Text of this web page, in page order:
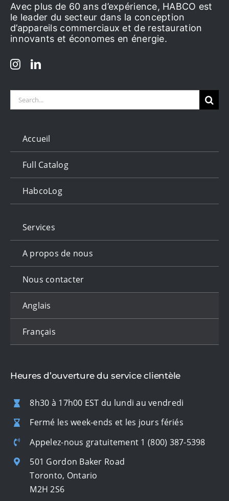
Avec plus de 60 ans d’expérience, HABCO est
le leader du secteur dans la conception
d’appareils commerciaux et de restauration
innovants et économes en énergie.
Search
Accueil
Full Catalog
HabcoLog
Services
A propos de nous
Nous contacter
Anglais
Français
Heures d’ouverture du service clientèle
8h30 à 17h00 EST du lundi au vendredi
Fermé les week-ends et les jours fériés
Appelez-nous gratuitement 1 (800) 387-5398
501 Gordon Baker Road
Toronto, Ontario
M2H 2S6